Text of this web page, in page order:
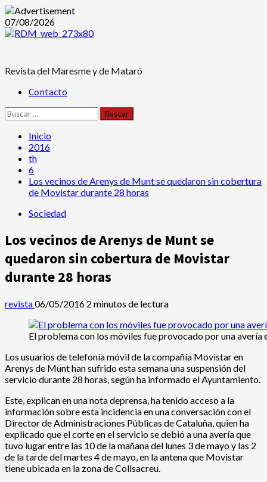
Saltar
al
07/08/2026
Revista del Maresme y de Mataró
Menú Contacto
Buscar:
Inicio
2016
th
6
Los vecinos de Arenys de Munt se quedaron sin cobertura
de Movistar durante 28 horas
Sociedad
Los vecinos de Arenys de Munt se
quedaron sin cobertura de Movistar
durante 28 horas
revista06/05/2016 2 minutos de lectura
El problema con los móviles fue provocado por una avería
Los usuarios de telefonía móvil de la compañía Movistar en
Arenys de Munt han sufrido esta semana una suspensión del
servicio durante 28 horas, según ha informado el Ayuntamiento.
Este, explican en una nota deprensa, ha tenido acceso a la
información sobre esta incidencia en una conversación con el
Director de Administraciones Públicas de Cataluña, quien ha
explicado que el corte en el servicio se debió a una avería que
tuvo lugar entre las 10 de la mañana del lunes 3 de mayo y las 2
de la tarde del martes 4 de mayo, en la antena que Movistar
tiene ubicada en la zona de Collsacreu.